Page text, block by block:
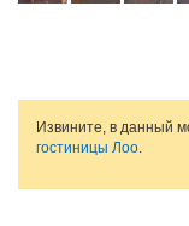
Извините, в данный
гостиницы Лоо.